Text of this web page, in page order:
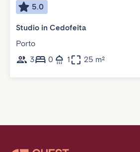
5.0
Studio in Cedofeita
Porto
3
0 1 25 m²